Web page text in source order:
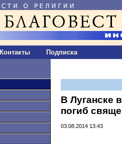
Контакты Подписка
В Луганске
погиб
03.08.2014 13:43